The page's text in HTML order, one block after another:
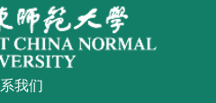
我们